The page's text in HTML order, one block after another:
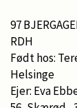
97
RDH
Født hos:
Helsinge
Ejer: Eva